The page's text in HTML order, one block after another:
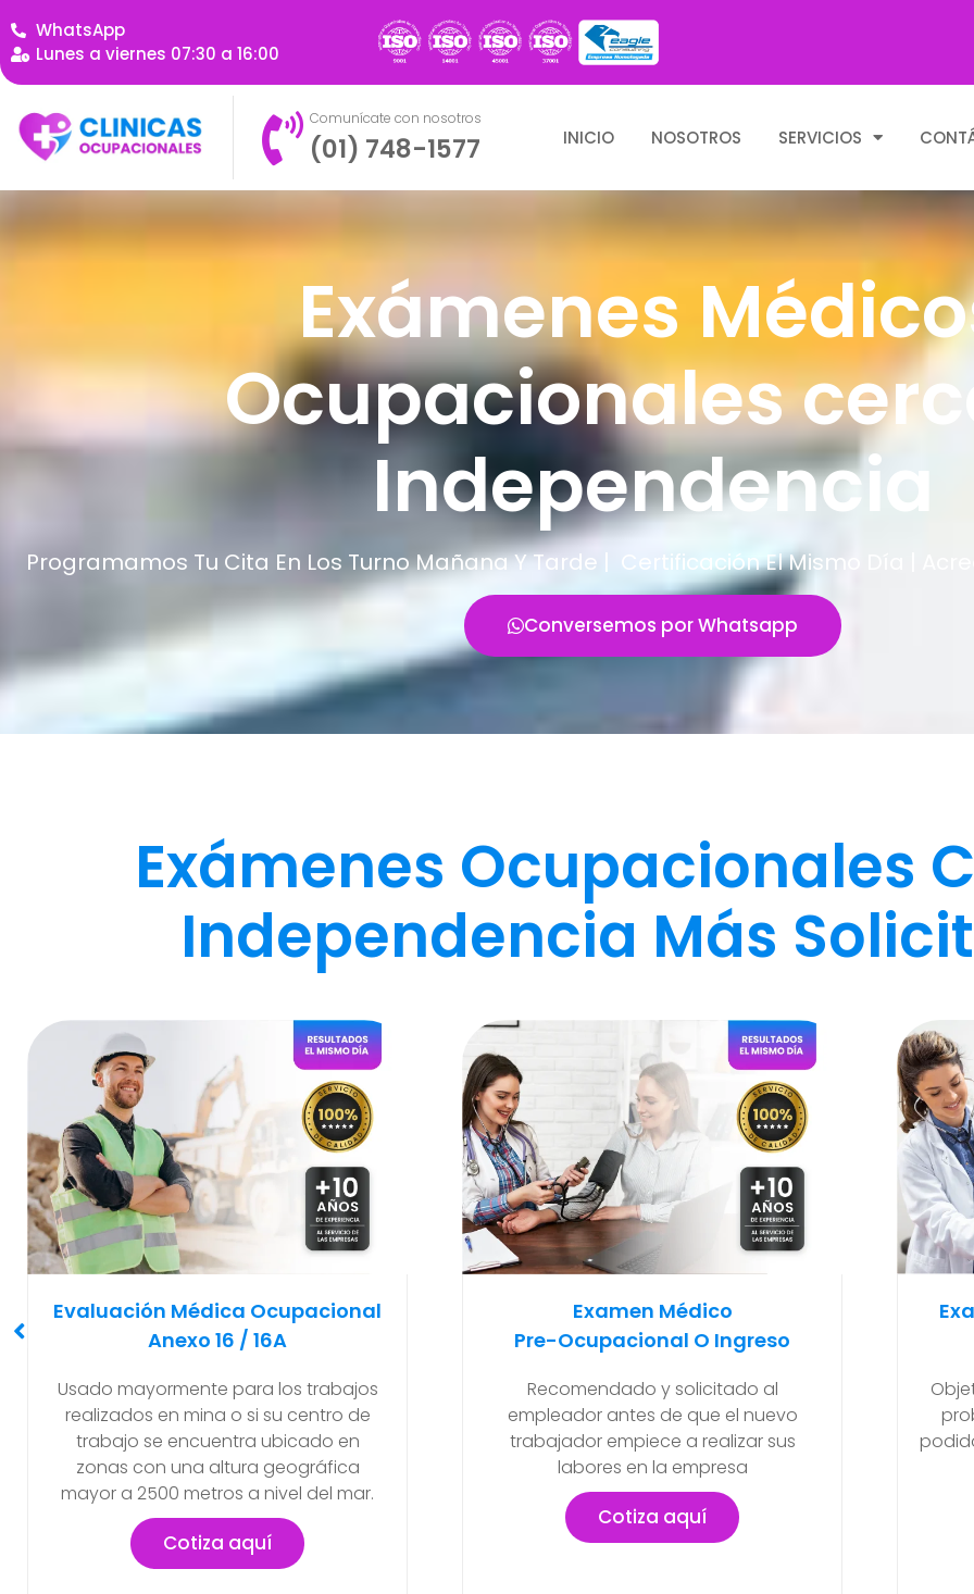
WhatsApp
Lunes a viernes 07:30 a 16:00
Comunícate con nosotros
(01) 748-1577 INICIO NOSOTROS SERVICIOS
Exámenes
Ocupacionales
Independencia
Programamos Tu Cita En Los Turno Mañana Y Tarde | Certificación El Mismo Día |
Conversemos por Whatsapp
Exámenes Ocupacionales
Independencia Más
Examen Médico
Pre-Ocupacional O Ingreso
Recomendado y solicitado al
empleador antes de que el nuevo
trabajador empiece a realizar sus
labores en la empresa
Cotiza aquí
Examen Médico Ocupacional
Periódicos O Anuales
Objetivo de poder detectar si existen
problemas de salud que se hayan
podido generar en el transcurso de sus
actividades
Cotiza aquí